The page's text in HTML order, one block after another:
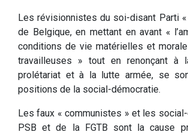
Les révisionnistes du soi-disant Parti «
de Belgique, en mettant en avant «
conditions de vie matérielles et
travailleuses » tout en renonçant à
prolétariat et à la lutte armée, se
positions de la social-démocratie.
Les faux « communistes » et les
PSB et de la FGTB sont la cause